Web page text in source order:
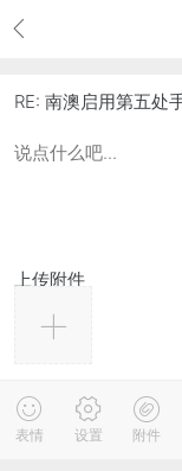
RE: 南澳启用第五处
上传附件
表情 设置 附件